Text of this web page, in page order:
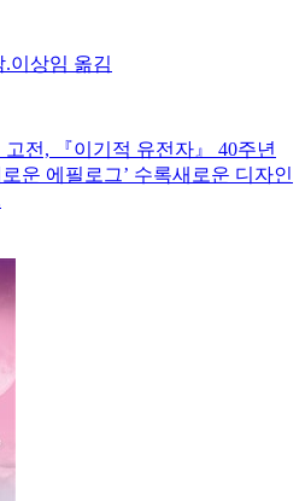
이상임 옮김
전, 『이기적 유전자』 40주년
운 에필로그’ 수록새로운 디자인